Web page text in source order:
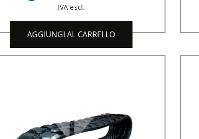
IVA escl.
AGGIUNGI AL CARRELLO